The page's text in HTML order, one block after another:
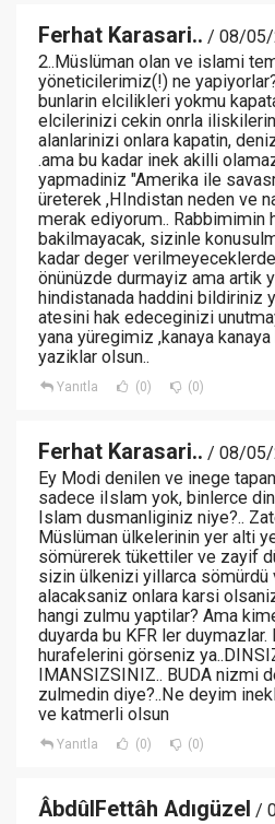
Ferhat Karasari.. / 08/05/
2..Müslüman olan ve islami
yöneticilerimiz(!) ne
bunlarin elcilikleri yokmu
elcilerinizi cekin onrla
alanlarinizi onlara kapatin,
.ama bu kadar inek akilli
yapmadiniz "Amerika ile
üreterek ,HIndistan neden ve
merak ediyorum.. Rabbimimin
bakilmayacak, sizinle
kadar deger
önünüzde durmayiz ama artik
hindistanada haddini bildiriniz
atesini hak edeceginizi
yana yüregimiz ,kanaya
yaziklar olsun..
Yanıtla (0) (0)
Ferhat Karasari.. / 08/05/
Ey Modi denilen ve inege
sadece iIslam yok, binlerce
Islam dusmanliginiz niye?..
Müslüman ülkelerinin yer alti
sömürerek tükettiler ve zayif
sizin ülkenizi yillarca
alacaksaniz onlara karsi
hangi zulmu yaptilar? Ama
duyarda bu KFR ler
hurafelerini görseniz
IMANSIZSINIZ.. BUDA nizmi
zulmedin diye?..Ne deyim
ve katmerli olsun
Yanıtla (0) (0)
ÂbdûlFettâh Adıgüzel /